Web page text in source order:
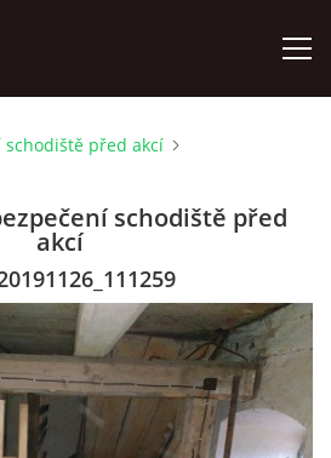
schodiště před akcí
schodiště před
akcí